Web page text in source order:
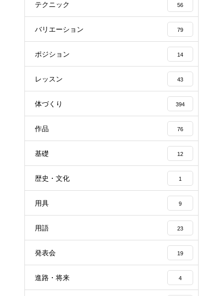
テクニック 56
バリエーション 79
ポジション 14
レッスン 43
体づくり 394
作品 76
基礎 12
歴史・文化 1
用具 9
用語 23
発表会 19
進路・将来 4